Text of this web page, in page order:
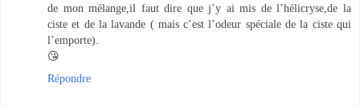
de mon mélange,il faut dire que j’y ai mis de l’hélicryse,de la
ciste et de la lavande ( mais c’est l’odeur spéciale de la ciste qui
l’emporte).
😘
Répondre